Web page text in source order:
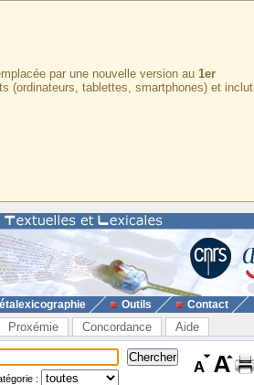
par une nouvelle version au 1er
(ordinateurs, tablettes, smartphones) et inclut
Outils Contact
Proxémie Concordance Aide
: